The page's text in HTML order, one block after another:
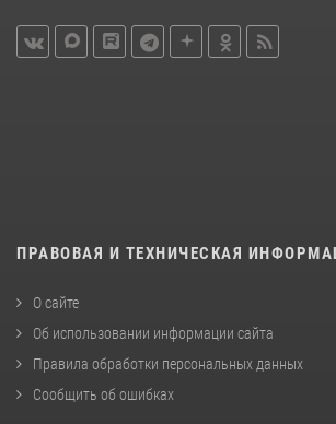
ПРАВОВАЯ И ТЕХНИЧЕСКАЯ
О сайте
Об использовании информации сайта
Правила обработки персональных данных
Сообщить об ошибках